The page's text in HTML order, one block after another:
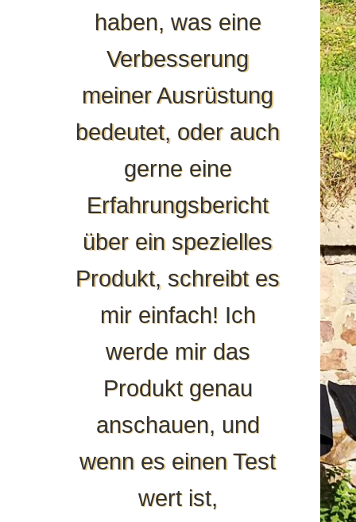
haben, was eine
Verbesserung
meiner Ausrüstung
bedeutet, oder auch
gerne eine
Erfahrungsbericht
über ein spezielles
Produkt, schreibt es
mir einfach! Ich
werde mir das
Produkt genau
anschauen, und
wenn es einen Test
wert ist,